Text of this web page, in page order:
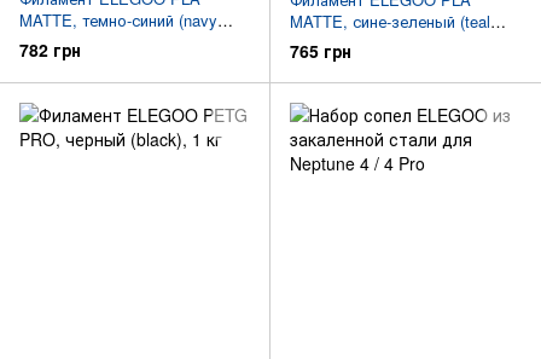
MATTE, темно-синий (navy
blue), 1 кг
782 грн
MATTE, сине-зеленый (teal
green), 1 кг
765 грн